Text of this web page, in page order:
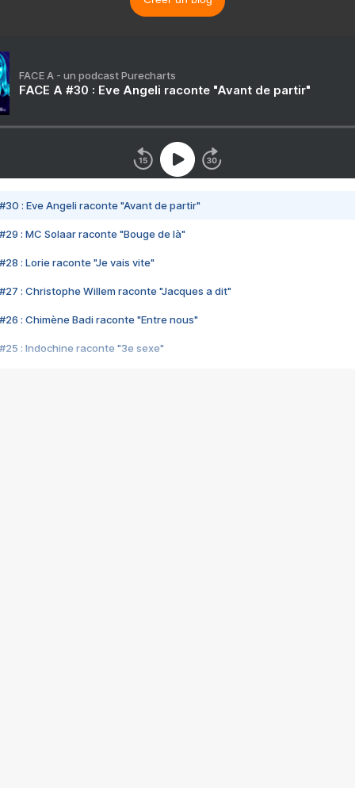
FACE A - un podcast Purecharts
FACE A #30 : Eve Angeli raconte "Avant de partir"
#30 : Eve Angeli raconte "Avant de partir"
#29 : MC Solaar raconte "Bouge de là"
#28 : Lorie raconte "Je vais vite"
#27 : Christophe Willem raconte "Jacques a dit"
#26 : Chimène Badi raconte "Entre nous"
#25 : Indochine raconte "3e sexe"